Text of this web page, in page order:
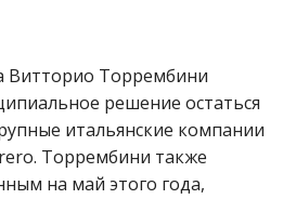
Витторио Торрембини
решение остаться
итальянские компании
Торрембини также
на май этого года,